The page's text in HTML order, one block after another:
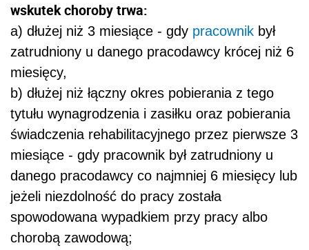
wskutek choroby trwa:
a) dłużej niż 3 miesiące - gdy pracownik był
zatrudniony u danego pracodawcy krócej niż 6
miesięcy,
b) dłużej niż łączny okres pobierania z tego
tytułu wynagrodzenia i zasiłku oraz pobierania
świadczenia rehabilitacyjnego przez pierwsze 3
miesiące - gdy pracownik był zatrudniony u
danego pracodawcy co najmniej 6 miesięcy lub
jeżeli niezdolność do pracy została
spowodowana wypadkiem przy pracy albo
chorobą zawodową;